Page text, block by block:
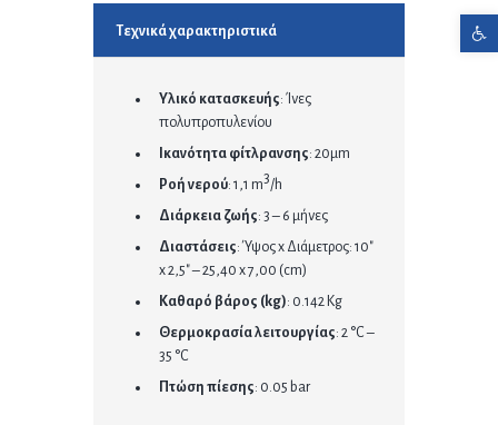
Ανοίξτε τη γραμμή εργαλείων
Τεχνικά χαρακτηριστικά
Υλικό κατασκευής: Ίνες
πολυπροπυλενίου
Ικανότητα φίτλρανσης: 20μm
Ροή νερού: 1,1 m3/h
Διάρκεια ζωής: 3 – 6 μήνες
Διαστάσεις: Ύψος x Διάμετρος: 10″
x 2,5″ – 25,40 x 7,00 (cm)
Καθαρό βάρος (kg): 0.142 Kg
Θερμοκρασία λειτουργίας: 2 °C –
35 °C
Πτώση πίεσης: 0.05 bar